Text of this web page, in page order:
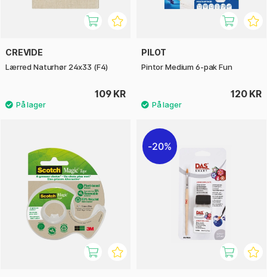
CREVIDE
Lærred Naturhør 24x33 (F4)
109 KR
PILOT
Pintor Medium 6-pak Fun
120 KR
20%